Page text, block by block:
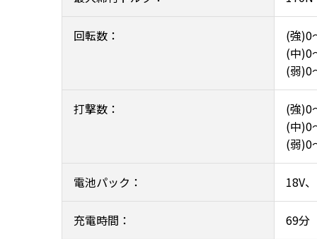
回転数：
(強)0
(中)0
(弱
打撃数：
(強)0
(中)0
(弱)0
電池パック： 18V
充電時間： 69分